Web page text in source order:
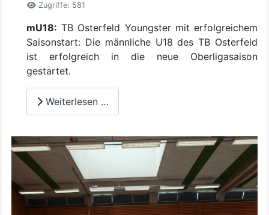
Zugriffe: 581
mU18: TB Osterfeld Youngster mit erfolgreichem
Saisonstart: Die männliche U18 des TB Osterfeld
ist erfolgreich in die neue Oberligasaison
gestartet.
Weiterlesen …